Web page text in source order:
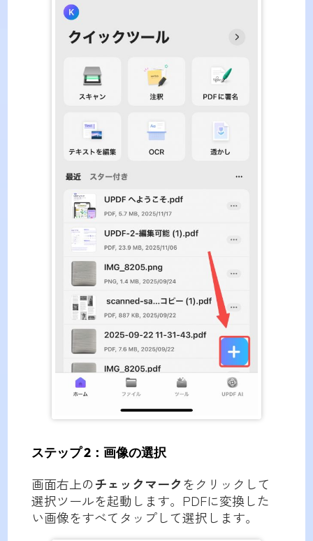
ステップ 2：画像の選択
画面右上のチェックマークをクリックして
選択ツールを起動します。PDFに変換した
い画像をすべてタップして選択します。